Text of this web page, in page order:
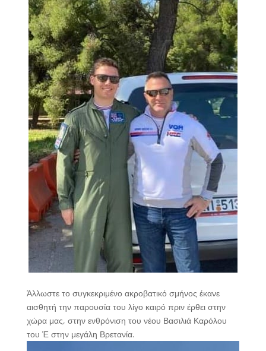
Άλλωστε το συγκεκριμένο ακροβατικό σμήνος έκανε
αισθητή την παρουσία του λίγο καιρό πριν έρθει στην
χώρα μας, στην ενθρόνιση του νέου Βασιλιά Καρόλου
του Έ στην μεγάλη Βρετανία.